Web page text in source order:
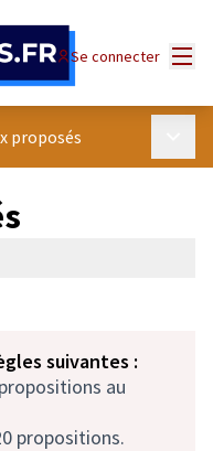
Se connecter
proposés
suivantes :
au
propositions.